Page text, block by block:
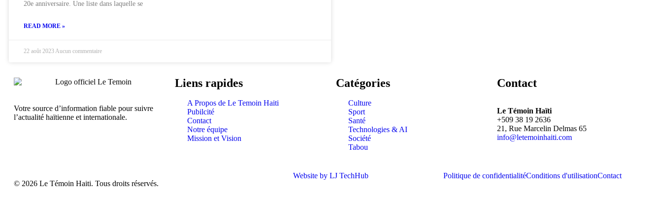
20e anniversaire. Une liste dans laquelle se
READ MORE »
22 août 2023Aucun commentaire
Votre source d’information fiable pour suivre
l’actualité haïtienne et internationale.
Liens rapides
A Propos de Le Temoin Haiti
Pubilcité
Contact
Notre équipe
Mission et Vision
Catégories
Culture
Sport
Santé
Technologies & AI
Société
Tabou
Contact
Le Témoin Haïti
+509 38 19 2636
21, Rue Marcelin Delmas 65
info@letemoinhaiti.com
© 2026 Le Témoin Haiti. Tous droits réservés.
Website by LJ TechHub Politique de confidentialitéConditions d'utilisationContact